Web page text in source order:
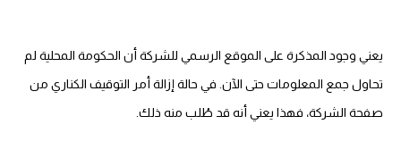
يعني وجود المذكرة على الموقع الرسمي للشركة أن الحكومة المحلية لم
تحاول جمع المعلومات حتى الآن. في حالة إزالة أمر التوقيف الكناري من
صفحة الشركة، فهذا يعني أنه قد طُلب منه ذلك.